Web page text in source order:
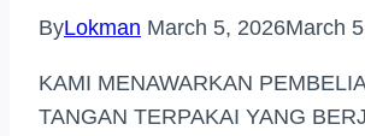
ByLokman March 5, 2026March
KAMI MENAWARKAN
TANGAN TERPAKAI YANG